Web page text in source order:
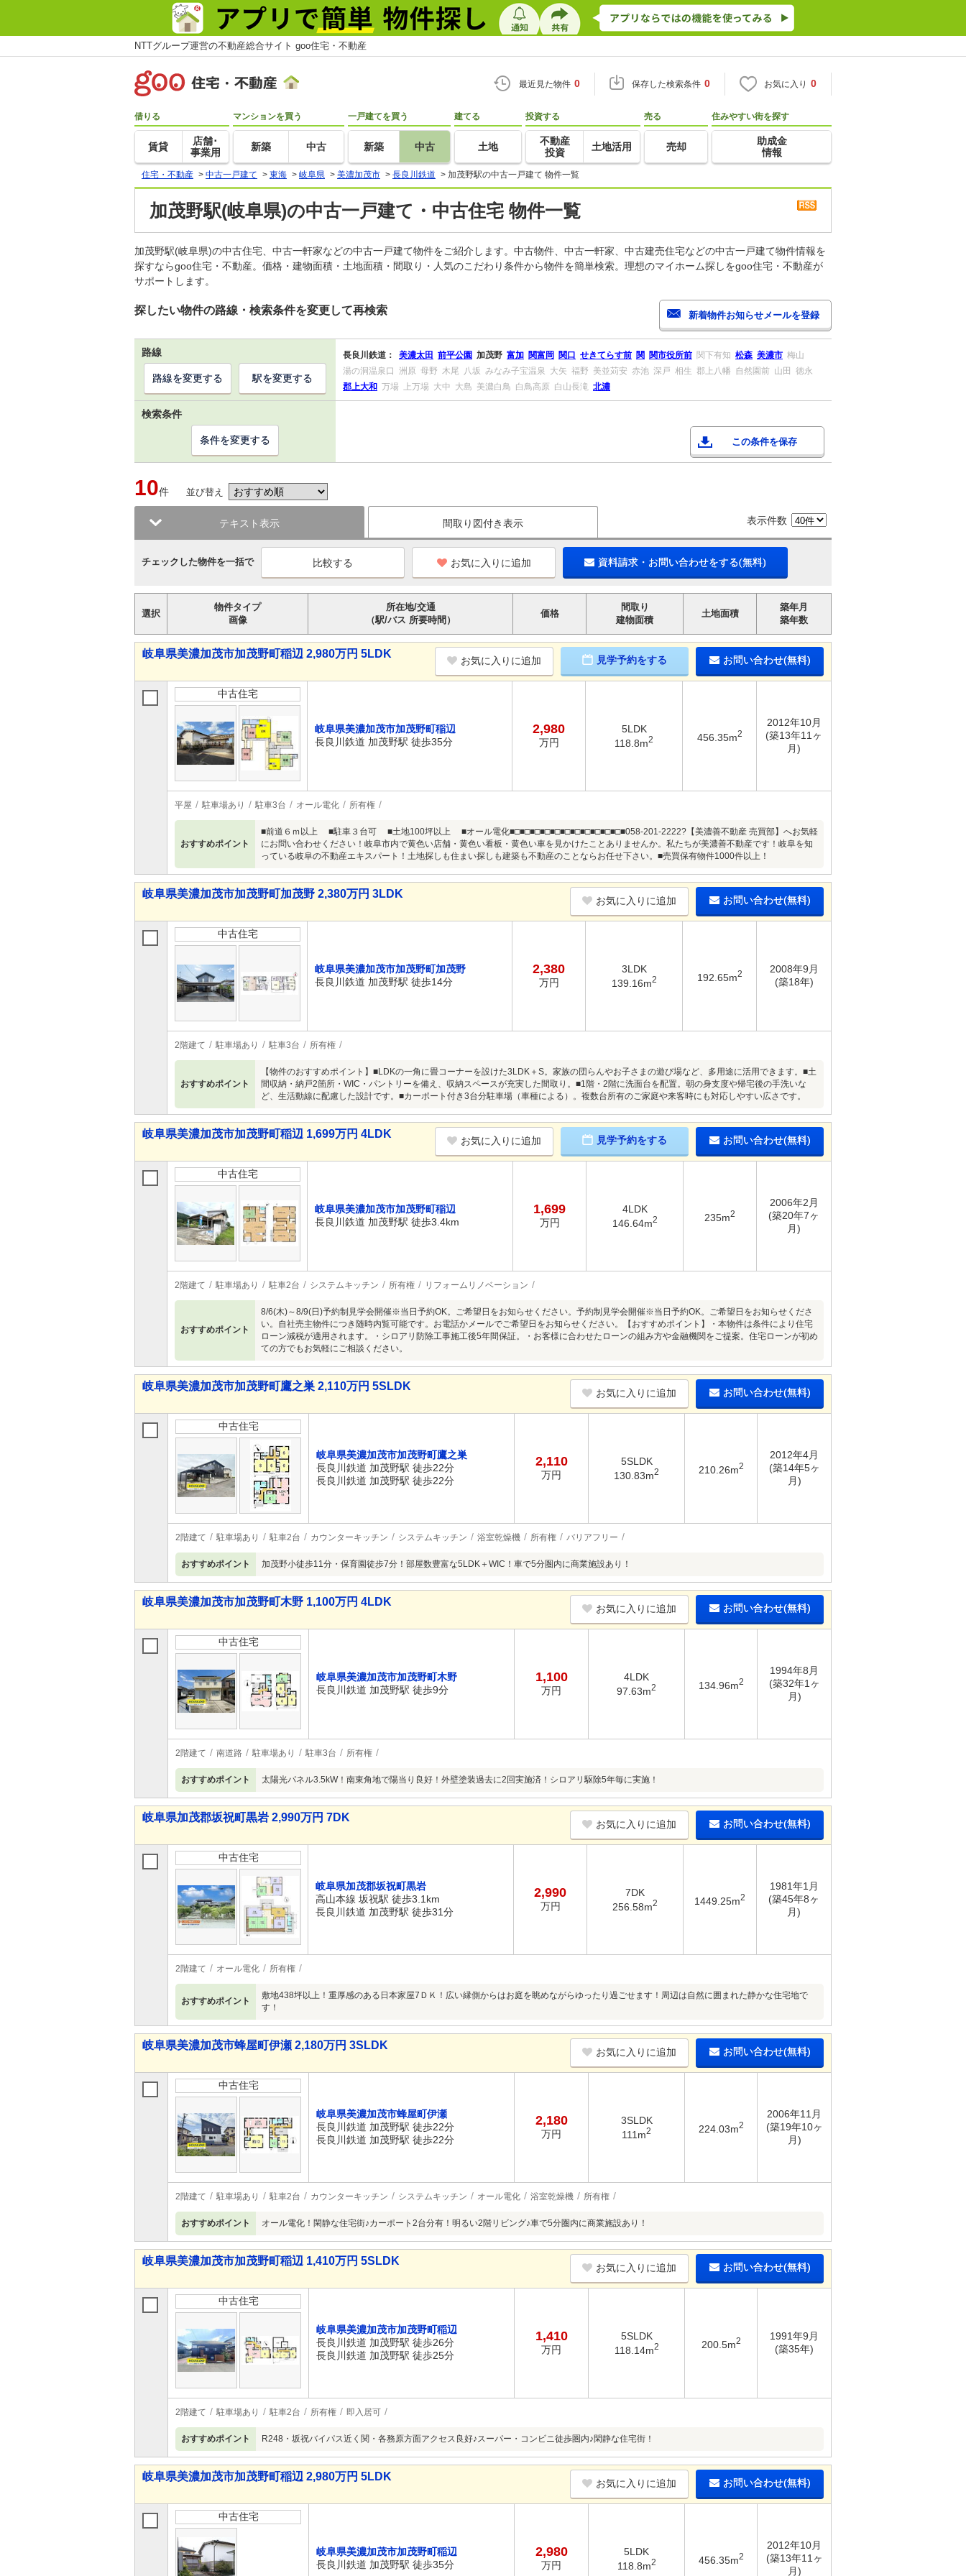
NTTグループ運営の不動産総合サイト goo住宅・不動産
最近見た物件 0 保存した検索条件 0 お気に入り 0
借りる
賃貸
店舗･
事業用
マンションを買う
新築 中古
一戸建てを買う
新築 中古
建てる
土地
投資する
不動産
投資
土地活用
売る
売却
住みやすい街を探す
助成金
情報
住宅・不動産 > 中古一戸建て > 東海 > 岐阜県 > 美濃加茂市 > 長良川鉄道 > 加茂野駅の中古一戸建て 物件一覧
加茂野駅(岐阜県)の中古一戸建て・中古住宅 物件一覧
加茂野駅(岐阜県)の中古住宅、中古一軒家などの中古一戸建て物件をご紹介します。中古物件、中古一軒家、中古建売住宅などの中古一戸建て物件情報を
探すならgoo住宅・不動産。価格・建物面積・土地面積・間取り・人気のこだわり条件から物件を簡単検索。理想のマイホーム探しをgoo住宅・不動産が
サポートします。
探したい物件の路線・検索条件を変更して再検索
路線 長良川鉄道： 美濃太田 前平公園 加茂野 富加 関富岡 関口 せきてらす前 関 関市役所前 関下有知 松森 美濃市 梅山
湯の洞温泉口 洲原 母野 木尾 八坂 みなみ子宝温泉 大矢 福野 美並苅安 赤池 深戸 相生 郡上八幡 自然園前 山田
徳永
郡上大和 万場 上万場 大中 大島 美濃白鳥 白鳥高原 白山長滝 北濃
路線を変更する 駅を変更する
検索条件
この条件を保存
条件を変更する
10件 並び替え
テキスト表示 間取り図付き表示 表示件数
チェックした物件を一括で お気に入りに追加 資料請求・お問い合わせをする(無料)
選択
物件タイプ
画像
所在地/交通
（駅/バス 所要時間）
価格
間取り
建物面積
土地面積
築年月
築年数
岐阜県美濃加茂市加茂野町稲辺 2,980万円 5LDK
お気に入りに追加 見学予約をする お問い合わせ(無料)
中古住宅
岐阜県美濃加茂市加茂野町稲辺
長良川鉄道 加茂野駅 徒歩35分
2,980
万円
5LDK
118.8m2 456.35m2
2012年10月
(築13年11ヶ
月)
平屋 駐車場あり 駐車3台 オール電化 所有権
おすすめポイント
■前道６ｍ以上 ■駐車３台可 ■土地100坪以上 ■オール電化■□■□■□■□■□■□■□■□■□■□■□■058-201-2222?【美濃善不動産 売買部】へお気軽
にお問い合わせください！岐阜市内で黄色い店舗・黄色い看板・黄色い車を見かけたことありませんか。私たちが美濃善不動産です！岐阜を知
っている岐阜の不動産エキスパート！土地探しも住まい探しも建築も不動産のことならお任せ下さい。■売買保有物件1000件以上！
岐阜県美濃加茂市加茂野町加茂野 2,380万円 3LDK
お気に入りに追加 お問い合わせ(無料)
中古住宅
岐阜県美濃加茂市加茂野町加茂野
長良川鉄道 加茂野駅 徒歩14分
2,380
万円
3LDK
139.16m2 192.65m2
2008年9月
(築18年)
2階建て 駐車場あり 駐車3台 所有権
おすすめポイント
【物件のおすすめポイント】■LDKの一角に畳コーナーを設けた3LDK＋S。家族の団らんやお子さまの遊び場など、多用途に活用できます。■土
間収納・納戸2箇所・WIC・パントリーを備え、収納スペースが充実した間取り。■1階・2階に洗面台を配置。朝の身支度や帰宅後の手洗いな
ど、生活動線に配慮した設計です。■カーポート付き3台分駐車場（車種による）。複数台所有のご家庭や来客時にも対応しやすい広さです。
岐阜県美濃加茂市加茂野町稲辺 1,699万円 4LDK
お気に入りに追加 見学予約をする お問い合わせ(無料)
中古住宅
岐阜県美濃加茂市加茂野町稲辺
長良川鉄道 加茂野駅 徒歩3.4km
1,699
万円
4LDK
146.64m2 235m2
2006年2月
(築20年7ヶ
月)
2階建て 駐車場あり 駐車2台 システムキッチン 所有権 リフォームリノベーション
おすすめポイント
8/6(木)～8/9(日)予約制見学会開催※当日予約OK。ご希望日をお知らせください。予約制見学会開催※当日予約OK。ご希望日をお知らせくださ
い。自社売主物件につき随時内覧可能です。お電話かメールでご希望日をお知らせください。【おすすめポイント】・本物件は条件により住宅
ローン減税が適用されます。・シロアリ防除工事施工後5年間保証。・お客様に合わせたローンの組み方や金融機関をご提案。住宅ローンが初め
ての方でもお気軽にご相談ください。
岐阜県美濃加茂市加茂野町鷹之巣 2,110万円 5SLDK
お気に入りに追加 お問い合わせ(無料)
中古住宅
岐阜県美濃加茂市加茂野町鷹之巣
長良川鉄道 加茂野駅 徒歩22分
長良川鉄道 加茂野駅 徒歩22分
2,110
万円
5SLDK
130.83m2 210.26m2
2012年4月
(築14年5ヶ
月)
2階建て 駐車場あり 駐車2台 カウンターキッチン システムキッチン 浴室乾燥機 所有権 バリアフリー
おすすめポイント 加茂野小徒歩11分・保育園徒歩7分！部屋数豊富な5LDK＋WIC！車で5分圏内に商業施設あり！
岐阜県美濃加茂市加茂野町木野 1,100万円 4LDK
お気に入りに追加 お問い合わせ(無料)
中古住宅
岐阜県美濃加茂市加茂野町木野
長良川鉄道 加茂野駅 徒歩9分
1,100
万円
4LDK
97.63m2 134.96m2
1994年8月
(築32年1ヶ
月)
2階建て 南道路 駐車場あり 駐車3台 所有権
おすすめポイント 太陽光パネル3.5kW！南東角地で陽当り良好！外壁塗装過去に2回実施済！シロアリ駆除5年毎に実施！
岐阜県加茂郡坂祝町黒岩 2,990万円 7DK
お気に入りに追加 お問い合わせ(無料)
中古住宅
岐阜県加茂郡坂祝町黒岩
高山本線 坂祝駅 徒歩3.1km
長良川鉄道 加茂野駅 徒歩31分
2,990
万円
7DK
256.58m2 1449.25m2
1981年1月
(築45年8ヶ
月)
2階建て オール電化 所有権
おすすめポイント
敷地438坪以上！重厚感のある日本家屋7ＤＫ！広い縁側からはお庭を眺めながらゆったり過ごせます！周辺は自然に囲まれた静かな住宅地で
す！
岐阜県美濃加茂市蜂屋町伊瀬 2,180万円 3SLDK
お気に入りに追加 お問い合わせ(無料)
中古住宅
岐阜県美濃加茂市蜂屋町伊瀬
長良川鉄道 加茂野駅 徒歩22分
長良川鉄道 加茂野駅 徒歩22分
2,180
万円
3SLDK
111m2 224.03m2
2006年11月
(築19年10ヶ
月)
2階建て 駐車場あり 駐車2台 カウンターキッチン システムキッチン オール電化 浴室乾燥機 所有権
おすすめポイント オール電化！閑静な住宅街♪カーポート2台分有！明るい2階リビング♪車で5分圏内に商業施設あり！
岐阜県美濃加茂市加茂野町稲辺 1,410万円 5SLDK
お気に入りに追加 お問い合わせ(無料)
中古住宅
岐阜県美濃加茂市加茂野町稲辺
長良川鉄道 加茂野駅 徒歩26分
長良川鉄道 加茂野駅 徒歩25分
1,410
万円
5SLDK
118.14m2 200.5m2
1991年9月
(築35年)
2階建て 駐車場あり 駐車2台 所有権 即入居可
おすすめポイント R248・坂祝バイパス近く関・各務原方面アクセス良好♪スーパー・コンビニ徒歩圏内♪閑静な住宅街！
岐阜県美濃加茂市加茂野町稲辺 2,980万円 5LDK
お気に入りに追加 お問い合わせ(無料)
中古住宅
岐阜県美濃加茂市加茂野町稲辺
長良川鉄道 加茂野駅 徒歩35分
2,980
万円
5LDK
118.8m2 456.35m2
2012年10月
(築13年11ヶ
月)